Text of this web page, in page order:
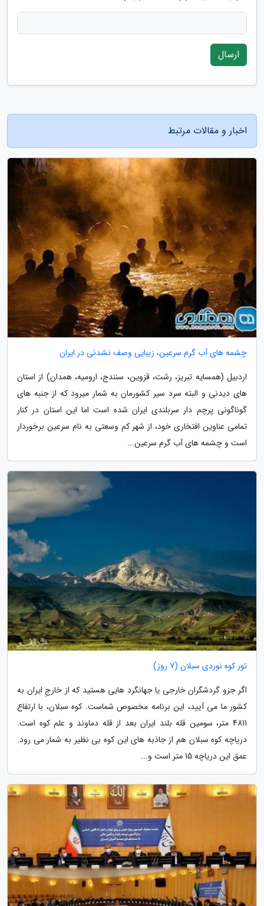
ارسال
اخبار و مقالات مرتبط
چشمه های آب گرم سرعین، زیبایی وصف نشدنی در ایران
اردبیل (همسایه تبریز، رشت، قزوین، سنندج، ارومیه، همدان) از استان
های دیدنی و البته سرد سیر کشورمان به شمار میرود که از جنبه های
گوناگونی پرچم دار سربلندی ایران شده است اما این استان در کنار
تمامی عناوین افتخاری خود، از شهر کم وسعتی به نام سرعین برخوردار
است و چشمه های آب گرم سرعین...
تور کوه نوردی سبلان (7 روز)
اگر جزو گردشگران خارجی یا جهانگرد هایی هستید که از خارجِ ایران به
کشور ما می آیید، این برنامه مخصوص شماست. کوه سبلان، با ارتفاع
4811 متر، سومین قله بلند ایران بعد از قله دماوند و علم کوه است.
دریاچه کوه سبلان هم از جاذبه های این کوه بی نظیر به شمار می رود.
عمق این دریاچه 15 متر است و...